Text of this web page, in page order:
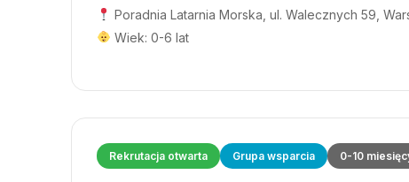
Poradnia Latarnia Morska, ul. Walecznych 59,
Wiek: 0-6 lat
Rekrutacja otwarta Grupa wsparcia 0-10